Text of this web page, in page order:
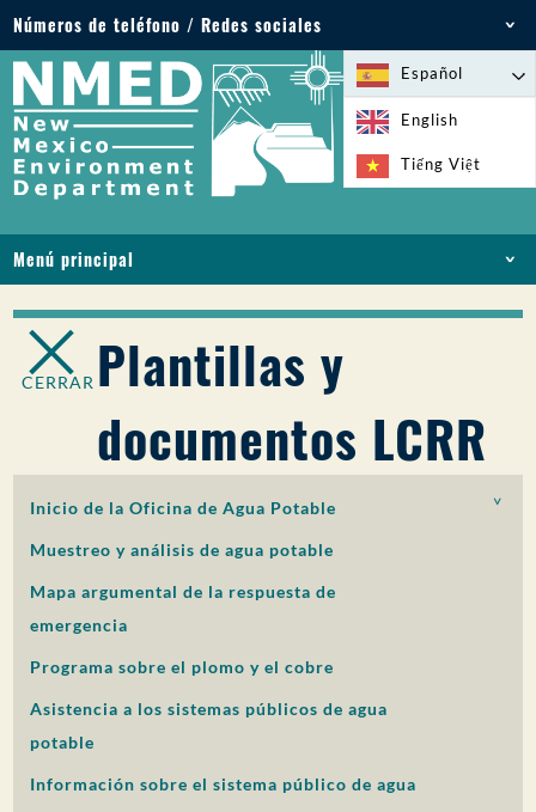
Números de teléfono / Redes sociales
Teléfono: 505-827-2855
1-800-219-6157
Emergencias medioambientales: 505-827-9329
(24 horas)
Español
English
Tiếng Việt
Menú principal
ACERCA DE
LICENCIAS Y PERMISOS
PFAS EN NM
FINANCIACIÓN
SERVICIOS EN LÍNEA
CERRAR Plantillas y
documentos LCRR
Inicio de la Oficina de Agua Potable
Muestreo y análisis de agua potable
Mapa argumental de la respuesta de
emergencia
Programa sobre el plomo y el cobre
Asistencia a los sistemas públicos de agua
potable
Información sobre el sistema público de agua